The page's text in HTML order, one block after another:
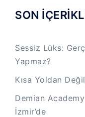
SON
Sessiz Lüks:
Yapmaz?
Kısa Yoldan
Demian
İzmir’de